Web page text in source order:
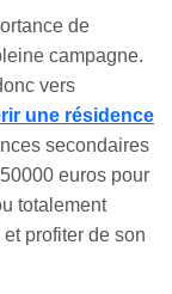
de
campagne.
vers
une résidence
secondaires
euros pour
totalement
profiter de son